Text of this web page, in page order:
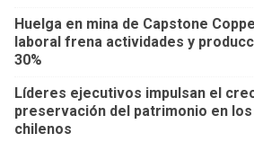
Huelga en mina de Capstone
laboral frena actividades y
30%
Líderes ejecutivos impulsan el
preservación del patrimonio en
chilenos